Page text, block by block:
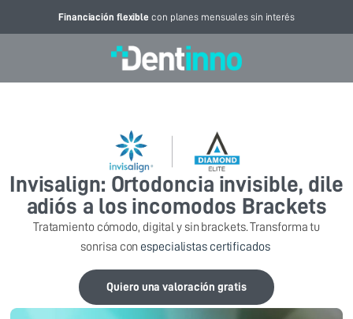
Financiación flexible con planes mensuales sin interés
Invisalign: Ortodoncia invisible, dile
adiós a los incomodos Brackets
Tratamiento cómodo, digital y sin brackets. Transforma tu
sonrisa con especialistas certificados
Quiero una valoración gratis